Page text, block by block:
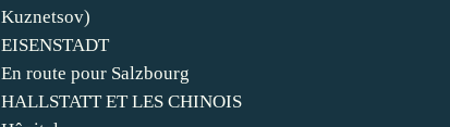
Kuznetsov)
EISENSTADT
En route pour Salzbourg
HALLSTATT ET LES CHINOIS